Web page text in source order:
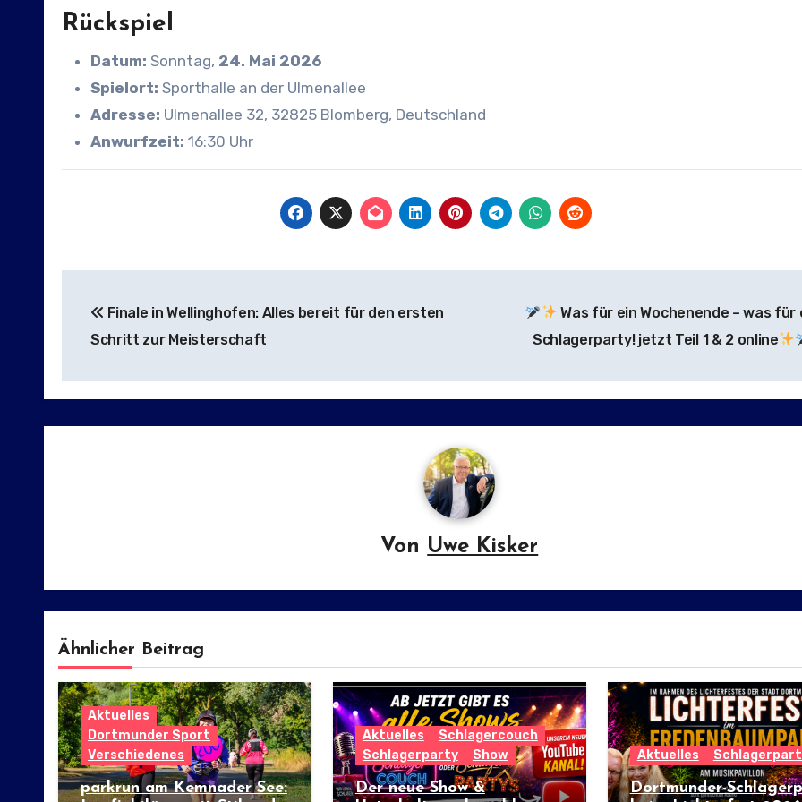
Rückspiel
Datum: Sonntag, 24. Mai 2026
Spielort: Sporthalle an der Ulmenallee
Adresse: Ulmenallee 32, 32825 Blomberg, Deutschland
Anwurfzeit: 16:30 Uhr
Finale in Wellinghofen: Alles bereit für den ersten
Schritt zur Meisterschaft
Was für ein Wochenende – was für
Schlagerparty! jetzt Teil 1 & 2 online
Von Uwe Kisker
Ähnlicher Beitrag
Aktuelles
Dortmunder Sport
Verschiedenes
parkrun am Kemnader See:
Aktuelles
Schlagercouch
Schlagerparty
Show
Der neue Show &
Aktuelles
Dortmunder-